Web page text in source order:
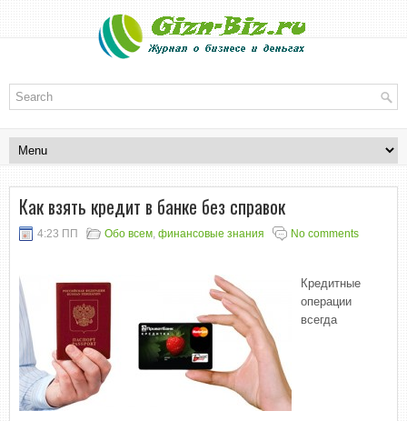
Как взять кредит в банке без справок
4:23 ПП Обо всем, финансовые знания No comments
Кредитные
операции
всегда